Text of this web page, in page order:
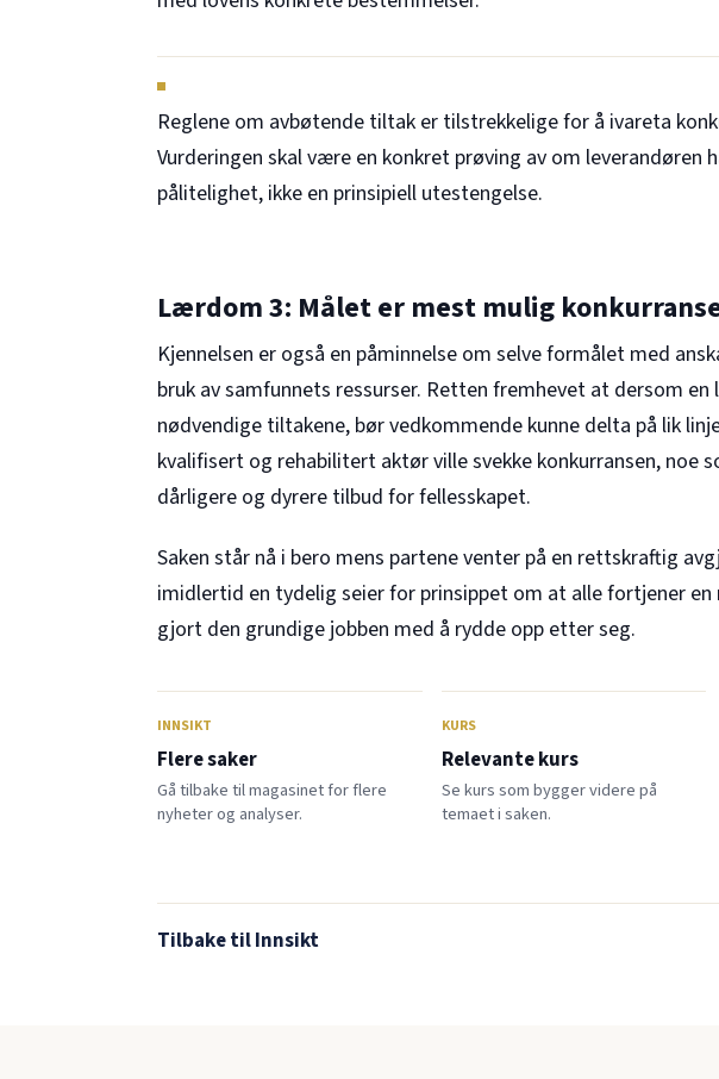
Reglene om avbøtende tiltak er tilstrekkelige for å ivareta
Vurderingen skal være en konkret prøving av om leverandøren
pålitelighet, ikke en prinsipiell utestengelse.
Lærdom 3: Målet er mest mulig
Kjennelsen er også en påminnelse om selve formålet med
bruk av samfunnets ressurser. Retten fremhevet at dersom
nødvendige tiltakene, bør vedkommende kunne delta på lik
kvalifisert og rehabilitert aktør ville svekke konkurransen, noe
dårligere og dyrere tilbud for fellesskapet.
Saken står nå i bero mens partene venter på en rettskraftig
imidlertid en tydelig seier for prinsippet om at alle fortjener
gjort den grundige jobben med å rydde opp etter seg.
INNSIKT
Flere saker
Gå tilbake til magasinet for flere
nyheter og analyser.
KURS
Relevante kurs
Se kurs som bygger videre på
temaet i saken.
Tilbake til Innsikt